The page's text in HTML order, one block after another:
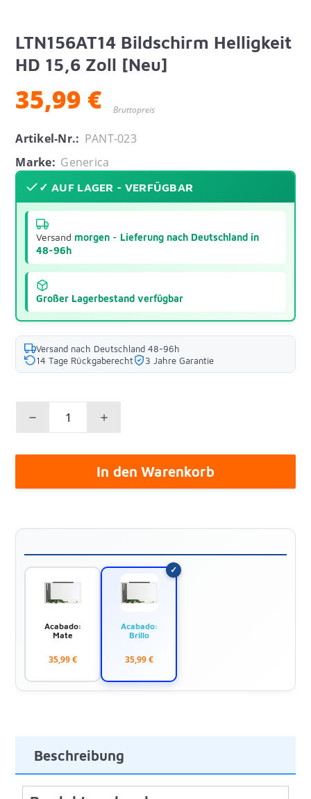
LTN156AT14 Bildschirm Helligkeit
HD 15,6 Zoll [Neu]
35,99 € Bruttopreis
Artikel-Nr.: PANT-023
Marke: Generica
✓ AUF LAGER - VERFÜGBAR
Versand morgen - Lieferung nach Deutschland in
48-96h
Großer Lagerbestand verfügbar
Versand nach Deutschland 48-96h
14 Tage Rückgaberecht
3 Jahre Garantie
In den Warenkorb
Acabado:
Mate
35,99 €
Acabado:
Brillo
35,99 €
Beschreibung